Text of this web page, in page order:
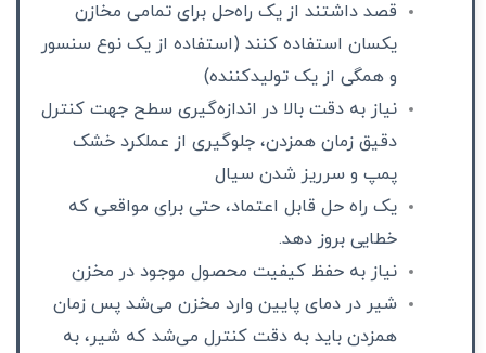
قصد داشتند از یک راه‌حل برای تمامی مخازن
یکسان استفاده کنند (استفاده از یک نوع سنسور
و همگی از یک تولیدکننده)
نیاز به دقت بالا در اندازه‌گیری سطح جهت کنترل
دقیق زمان همزدن، جلوگیری از عملکرد خشک
پمپ و سرریز شدن سیال
یک راه حل قابل اعتماد، حتی برای مواقعی که
خطایی بروز دهد.
نیاز به حفظ کیفیت محصول موجود در مخزن
شیر در دمای پایین وارد مخزن می‌شد پس زمان
همزدن باید به دقت کنترل می‌شد که شیر، به